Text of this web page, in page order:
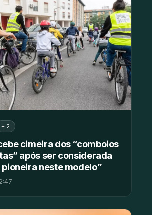
+ 2
cimeira dos “comboios
após ser considerada
neste modelo”